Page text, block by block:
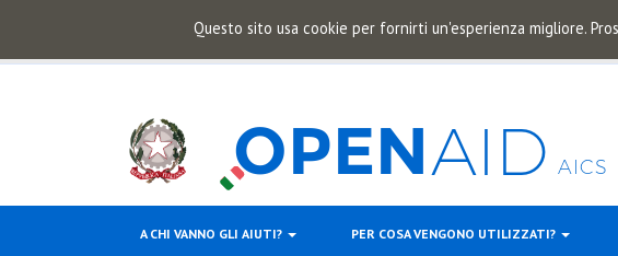
Questo sito usa cookie per fornirti un'esperienza migliore.
A CHI VANNO GLI AIUTI? PER COSA VENGONO UTILIZZATI?